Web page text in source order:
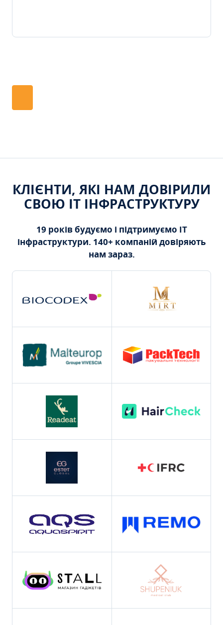
КЛІЄНТИ, ЯКІ НАМ ДОВІРИЛИ
СВОЮ ІТ ІНФРАСТРУКТУРУ
19 років будуємо і підтримуємо ІТ
інфраструктури. 140+ компаній довіряють
нам зараз.